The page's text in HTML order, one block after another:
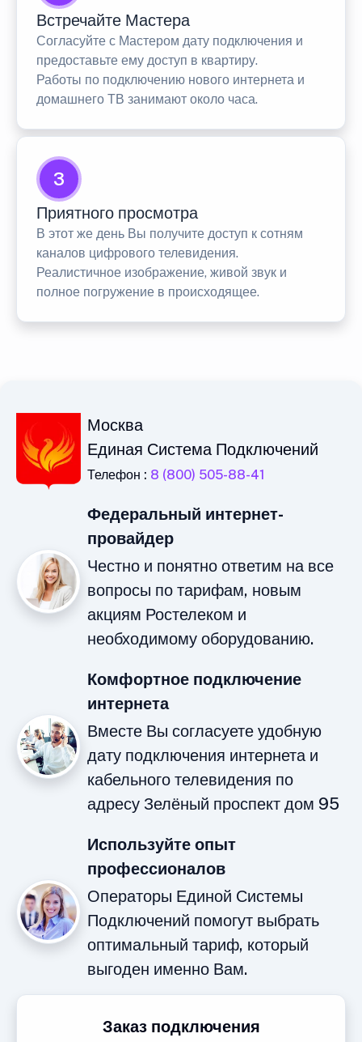
Встречайте Мастера
Согласуйте с Мастером дату подключения и
предоставьте ему доступ в квартиру.
Работы по подключению нового интернета и
домашнего ТВ занимают около часа.
3
Приятного просмотра
В этот же день Вы получите доступ к сотням
каналов цифрового телевидения.
Реалистичное изображение, живой звук и
полное погружение в происходящее.
Москва
Единая Система Подключений
Телефон : 8 (800) 505-88-41
Федеральный интернет-
провайдер
Честно и понятно ответим на все
вопросы по тарифам, новым
акциям Ростелеком и
необходимому оборудованию.
Комфортное подключение
интернета
Вместе Вы согласуете удобную
дату подключения интернета и
кабельного телевидения по
адресу Зелёный проспект дом 95
Используйте опыт
профессионалов
Операторы Единой Системы
Подключений помогут выбрать
оптимальный тариф, который
выгоден именно Вам.
Заказ подключения